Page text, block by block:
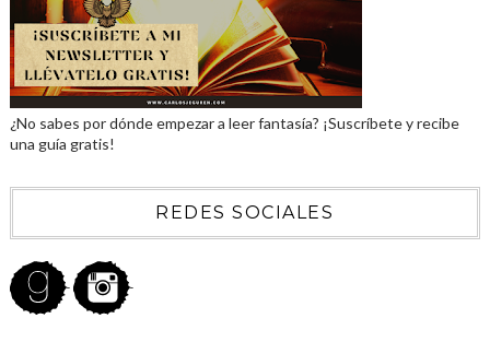
¿No sabes por dónde empezar a leer fantasía? ¡Suscríbete y recibe
una guía gratis!
REDES SOCIALES